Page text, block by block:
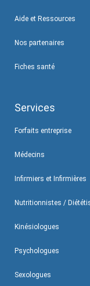
Aide et Ressources
Nos partenaires
Fiches santé
Services
Forfaits entreprise
Médecins
Infirmiers et Infirmières
Nutritionnistes /
Kinésiologues
Psychologues
Sexologues